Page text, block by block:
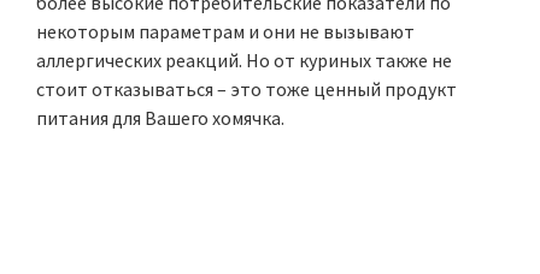
некоторым параметрам и они не вызывают
аллергических реакций. Но от куриных также не
стоит отказываться – это тоже ценный продукт
питания для Вашего хомячка.